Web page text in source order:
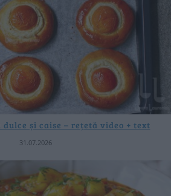
dulce și caise – rețetă video + text
31.07.2026